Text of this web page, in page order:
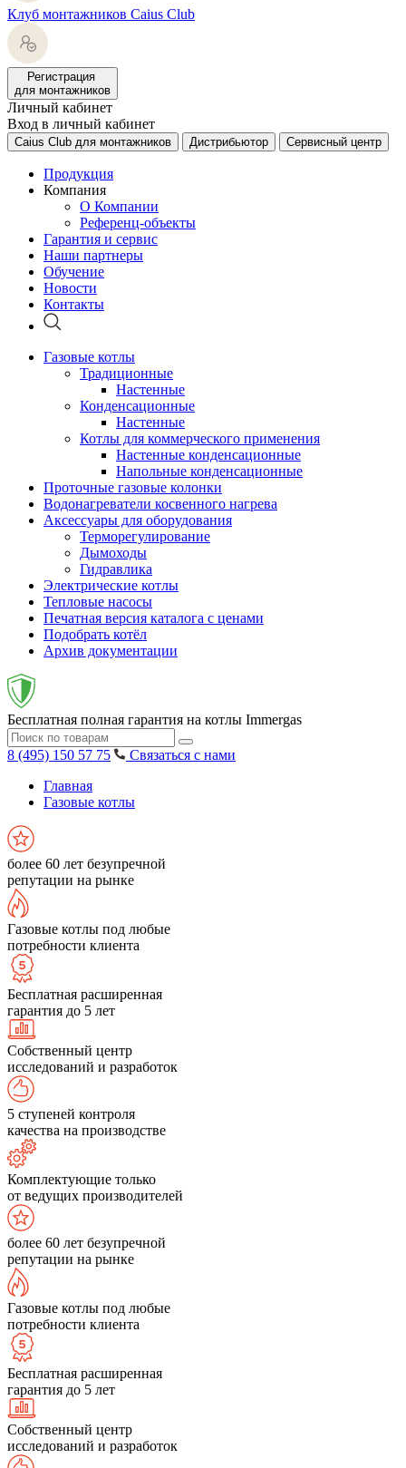
Клуб монтажников Caius Club
Регистрация
для монтажников
Личный кабинет
Вход в личный кабинет
Caius Club для монтажников Дистрибьютор Сервисный центр
Продукция
Компания
О Компании
Референц-объекты
Гарантия и сервис
Наши партнеры
Обучение
Новости
Контакты
Газовые котлы
Традиционные
Настенные
Конденсационные
Настенные
Котлы для коммерческого применения
Настенные конденсационные
Напольные конденсационные
Проточные газовые колонки
Водонагреватели косвенного нагрева
Аксессуары для оборудования
Терморегулирование
Дымоходы
Гидравлика
Электрические котлы
Тепловые насосы
Печатная версия каталога с ценами
Подобрать котёл
Архив документации
Бесплатная полная гарантия на котлы Immergas
8 (495) 150 57 75
Связаться с нами
Главная
Газовые котлы
более 60 лет безупречной
репутации на рынке
Газовые котлы под любые
потребности клиента
Бесплатная расширенная
гарантия до 5 лет
Собственный центр
исследований и разработок
5 ступеней контроля
качества на производстве
Комплектующие только
от ведущих производителей
более 60 лет безупречной
репутации на рынке
Газовые котлы под любые
потребности клиента
Бесплатная расширенная
гарантия до 5 лет
Собственный центр
исследований и разработок